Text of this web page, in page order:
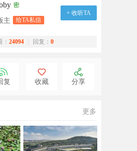
密
主 给TA私信
+ 收听TA
： 24094 回复： 0
复 收藏 分享
更多